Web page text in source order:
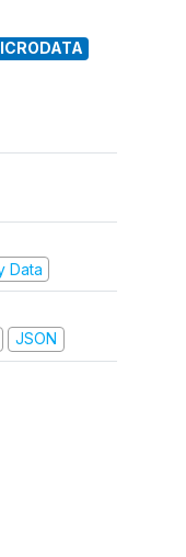
Data
JSON